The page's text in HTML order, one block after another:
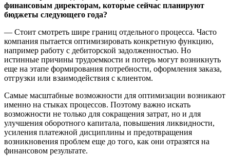
финансовым директорам, которые сейчас планируют
бюджеты следующего года?
— Стоит смотреть шире границ отдельного процесса. Часто
компания пытается оптимизировать конкретную функцию,
например работу с дебиторской задолженностью. Но
истинные причины трудоемкости и потерь могут возникнуть
еще на этапе формирования потребности, оформления заказа,
отгрузки или взаимодействия с клиентом.
Самые масштабные возможности для оптимизации возникают
именно на стыках процессов. Поэтому важно искать
возможности не только для сокращения затрат, но и для
улучшения оборотного капитала, повышения ликвидности,
усиления платежной дисциплины и предотвращения
возникновения проблем еще до того, как они отразятся на
финансовом результате.